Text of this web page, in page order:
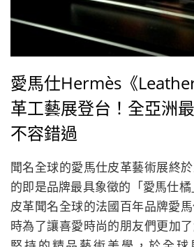
愛馬仕Hermès《
革工藝展登台！全亞洲
不容錯過
聞名全球的愛馬仕皮革藝術展終
的即是品牌最具象徵的「愛馬仕
皮革聞名全球的法國百年品牌愛
時為了讓喜愛時尚的朋友們更加